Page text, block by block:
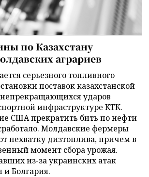
по Казахстану
аграриев
серьезного топливного
поставок казахстанской
ударов
инфраструктуре КТК.
США прекратить бить по нефти
Молдавские фермеры
нехватку дизтоплива, причем в
момент сбора урожая.
из-за украинских атак
Болгария.